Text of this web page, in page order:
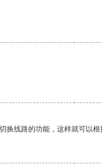
线路的功能，这样就可以